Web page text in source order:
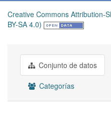
Creative Commons Attribution-
BY-SA 4.0)
Conjunto de datos
Categorías